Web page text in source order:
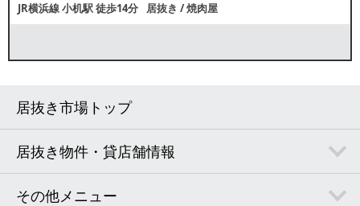
JR横浜線小机駅徒歩14分 居抜き /焼肉屋
居抜き市場トップ
居抜き物件・貸店舗情報
その他メニュー